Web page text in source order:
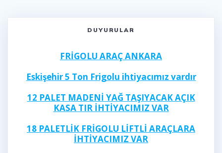
DUYURULAR
FRİGOLU ARAÇ ANKARA
Eskişehir 5 Ton Frigolu ihtiyacımız vardır
12 PALET MADENİ YAĞ TAŞIYACAK AÇIK
KASA TIR İHTİYACIMIZ VAR
18 PALETLİK FRİGOLU LİFTLİ ARAÇLARA
İHTİYACIMIZ VAR